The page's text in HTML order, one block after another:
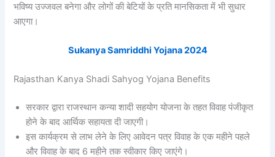
भविष्य उज्जवल बनेगा और लोगों की बेटियों के प्रति मानसिकता में भी सुधार
आएगा।
Sukanya Samriddhi Yojana 2024
Rajasthan Kanya Shadi Sahyog Yojana Benefits
सरकार द्वारा राजस्थान कन्या शादी सहयोग योजना के तहत विवाह पंजीकृत
होने के बाद आर्थिक सहायता दी जाएगी।
इस कार्यक्रम से लाभ लेने के लिए आवेदन पत्र विवाह के एक महीने पहले
और विवाह के बाद 6 महीने तक स्वीकार किए जाएंगे।